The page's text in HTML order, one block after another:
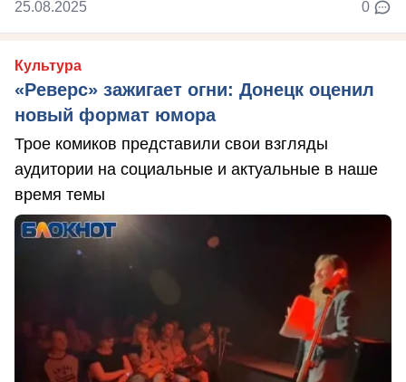
25.08.2025 0
Культура
«Реверс» зажигает огни: Донецк оценил
новый формат юмора
Трое комиков представили свои взгляды
аудитории на социальные и актуальные в наше
время темы